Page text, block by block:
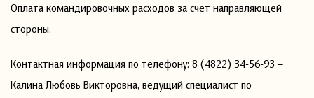
Оплата командировочных расходов за счет направляющей
стороны.
Контактная информация по телефону: 8 (4822) 34-56-93 –
Калина Любовь Викторовна, ведущий специалист по